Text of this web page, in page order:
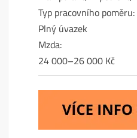
Typ pracovního poměru:
Plný úvazek
Mzda:
24 000–26 000 Kč